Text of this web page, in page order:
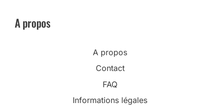
A propos
A propos
Contact
FAQ
Informations légales